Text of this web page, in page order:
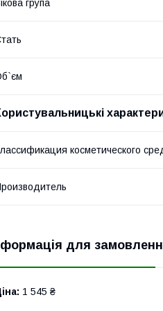
група
косметического
для
1 545 ₴